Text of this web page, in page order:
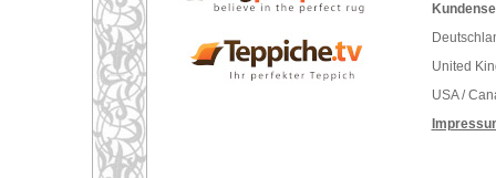
United
USA /